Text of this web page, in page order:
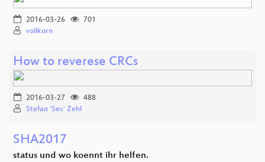
2016-03-26
701
vollkorn
How to reverese CRCs
2016-03-27
488
Stefan `Sec` Zehl
SHA2017
status und wo koennt ihr helfen.